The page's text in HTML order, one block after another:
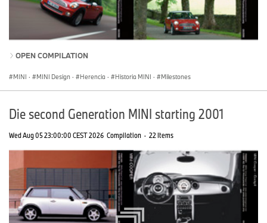
OPEN COMPILATION
MINI · MINI Design · Herencia · Historia MINI · Milestones
Die second Generation MINI starting 2001
Wed Aug 05 23:00:00 CEST 2026 Compilation · 22 Items